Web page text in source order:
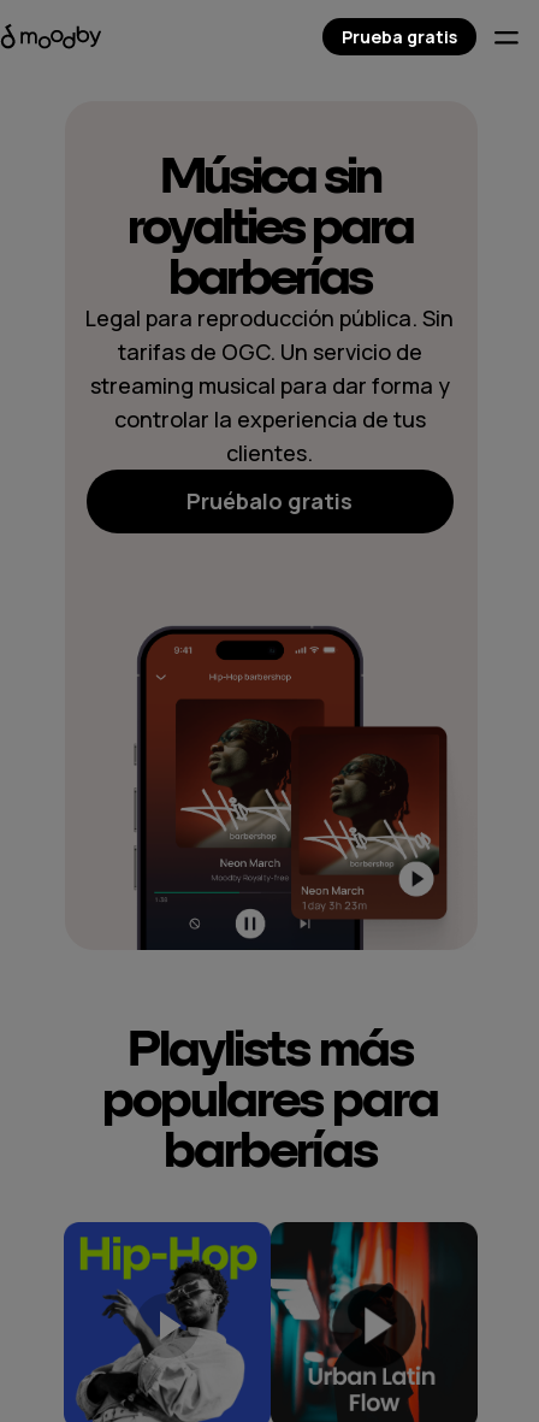
Música sin
royalties para
barberías
Legal para reproducción pública. Sin
tarifas de OGC. Un servicio de
streaming musical para dar forma y
controlar la experiencia de tus
clientes.
Pruébalo gratis
Playlists más
populares para
barberías
Prueba gratis